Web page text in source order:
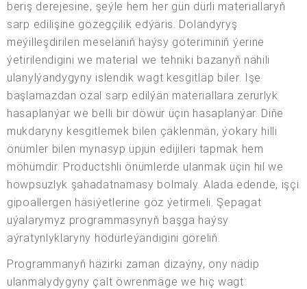
beriş derejesine, şeýle hem her gün dürli materiallaryň
sarp edilişine gözegçilik edýäris. Dolandyryş
meýilleşdirilen meseläniň haýsy göteriminiň ýerine
ýetirilendigini we material we tehniki bazanyň nähili
ulanylýandygyny islendik wagt kesgitläp biler. Işe
başlamazdan ozal sarp edilýän materiallara zerurlyk
hasaplanýar we belli bir döwür üçin hasaplanýar. Diňe
mukdaryny kesgitlemek bilen çäklenmän, ýokary hilli
önümler bilen mynasyp üpjün edijileri tapmak hem
möhümdir. Productshli önümlerde ulanmak üçin hil we
howpsuzlyk şahadatnamasy bolmaly. Alada edende, işçi
gipoallergen häsiýetlerine göz ýetirmeli. Şepagat
uýalarymyz programmasynyň başga haýsy
aýratynlyklaryny hödürleýändigini göreliň.
Programmanyň häzirki zaman dizaýny, ony nädip
ulanmalydygyny çalt öwrenmäge we hiç wagt